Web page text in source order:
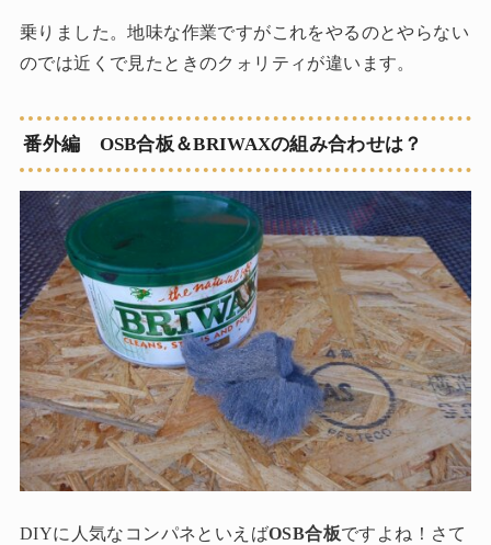
乗りました。地味な作業ですがこれをやるのとやらない
のでは近くで見たときのクォリティが違います。
番外編 OSB合板＆BRIWAXの組み合わせは？
DIYに人気なコンパネといえばOSB合板ですよね！さて